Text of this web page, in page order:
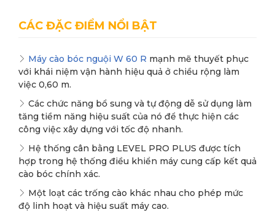
CÁC ĐẶC ĐIỂM NỔI BẬT
Máy cào bóc nguội W 60 R mạnh mẽ thuyết phục
với khái niệm vận hành hiệu quả ở chiều rộng làm
việc 0,60 m.
Các chức năng bổ sung và tự động dễ sử dụng làm
tăng tiềm năng hiệu suất của nó để thực hiện các
công việc xây dựng với tốc độ nhanh.
Hệ thống cân bằng LEVEL PRO PLUS được tích
hợp trong hệ thống điều khiển máy cung cấp kết quả
cào bóc chính xác.
Một loạt các trống cào khác nhau cho phép mức
độ linh hoạt và hiệu suất máy cao.